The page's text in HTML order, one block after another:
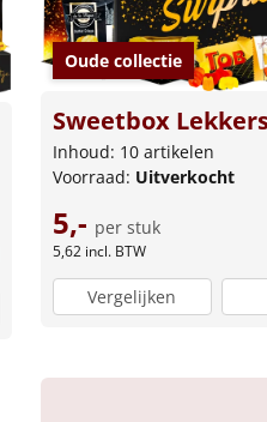
Oude collectie
Sweetbox
Inhoud: 10 artikelen
Voorraad: Uitverkocht
5,- per stuk
5,62 incl. BTW
Vergelijken